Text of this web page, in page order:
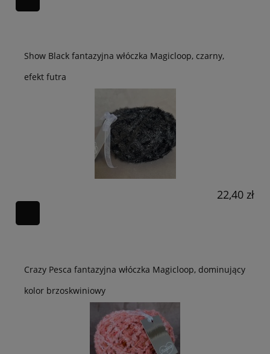
Show Black fantazyjna włóczka Magicloop, czarny,
efekt futra
22,40 zł
Crazy Pesca fantazyjna włóczka Magicloop, dominujący
kolor brzoskwiniowy